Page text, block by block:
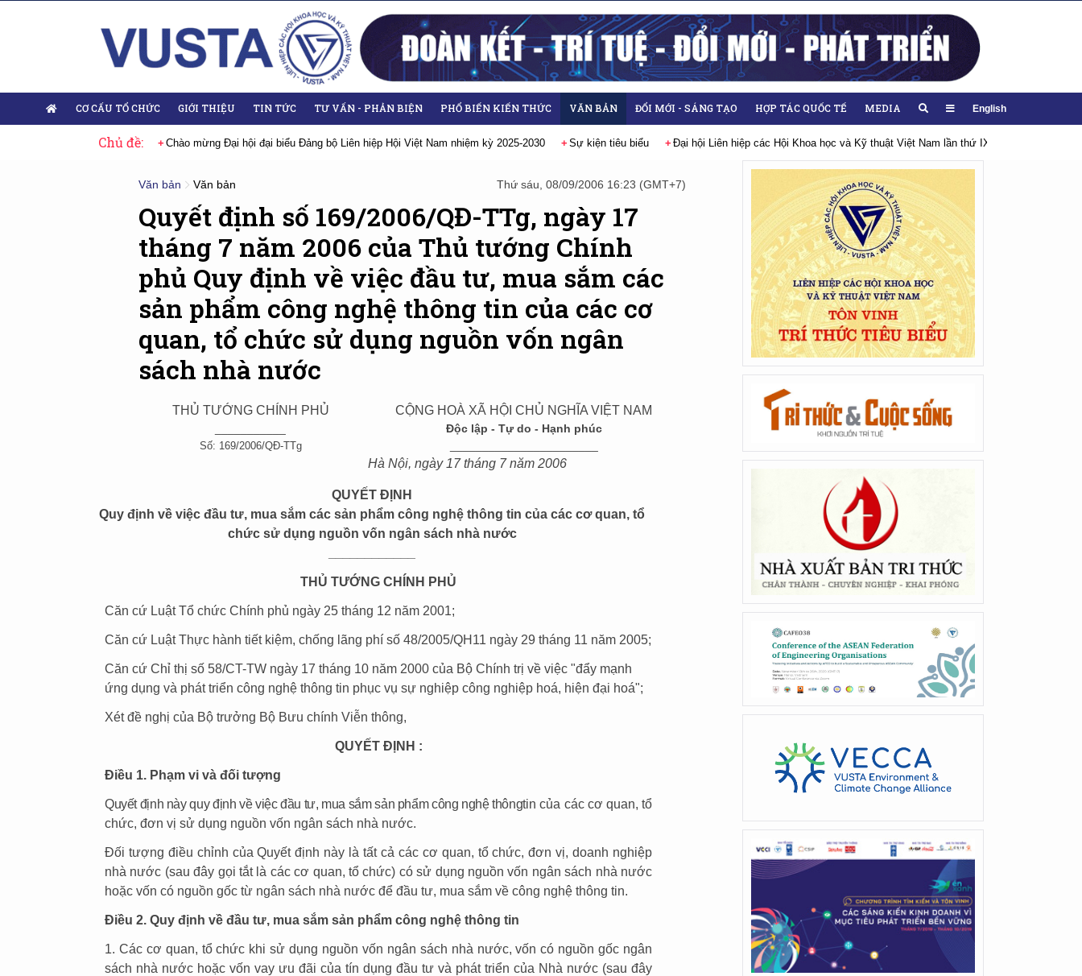
CƠ CẤU TỔ CHỨC GIỚI THIỆU TIN TỨC TƯ VẤN - PHẢN BIỆN PHỔ BIẾN KIẾN THỨC VĂN BẢN ĐỔI MỚI - SÁNG TẠO HỢP TÁC QUỐC TẾ MEDIA English
Chủ đề:
hội lần thứ XIV của Đảng Chào mừng Đại hội đại biểu Đảng bộ Liên hiệp Hội Việt Nam nhiệm kỳ 2025-2030 Sự kiện tiêu biểu Đại hội Liên hiệp các Hội Khoa học và Kỹ thuật Việt Nam lần thứ IX, nhiệm kỳ 2026-
Văn bản Văn bản Thứ sáu, 08/09/2006 16:23 (GMT+7)
Quyết định số 169/2006/QĐ-TTg, ngày 17
tháng 7 năm 2006 của Thủ tướng Chính
phủ Quy định về việc đầu tư, mua sắm các
sản phẩm công nghệ thông tin của các cơ
quan, tổ chức sử dụng nguồn vốn ngân
sách nhà nước
THỦ TƯỚNG CHÍNH PHỦ
Số: 169/2006/QĐ-TTg
CỘNG HOÀ XÃ HỘI CHỦ NGHĨA VIỆT NAM
Độc lập - Tự do - Hạnh phúc
Hà Nội, ngày 17 tháng 7 năm 2006
QUYẾT ĐỊNH
Quy định về việc đầu tư, mua sắm các sản phẩm công nghệ thông tin của các cơ quan, tổ
chức sử dụng nguồn vốn ngân sách nhà nước
THỦ TƯỚNG CHÍNH PHỦ
Căn cứ Luật Tổ chức Chính phủ ngày 25 tháng 12 năm 2001;
Căn cứ Luật Thực hành tiết kiệm, chống lãng phí số 48/2005/QH11 ngày 29 tháng 11 năm 2005;
Căn cứ Chỉ thị số 58/CT-TW ngày 17 tháng 10 năm 2000 của Bộ Chính trị về việc "đẩy mạnh
ứng dụng và phát triển công nghệ thông tin phục vụ sự nghiệp công nghiệp hoá, hiện đại hoá";
Xét đề nghị của Bộ trưởng Bộ Bưu chính Viễn thông,
QUYẾT ĐỊNH :
Điều 1. Phạm vi và đối tượng
Quyết định này quy định về việc đầu tư, mua sắm sản phẩm công nghệ thôngtin của các cơ quan, tổ
chức, đơn vị sử dụng nguồn vốn ngân sách nhà nước.
Đối tượng điều chỉnh của Quyết định này là tất cả các cơ quan, tổ chức, đơn vị, doanh nghiệp
nhà nước (sau đây gọi tắt là các cơ quan, tổ chức) có sử dụng nguồn vốn ngân sách nhà nước
hoặc vốn có nguồn gốc từ ngân sách nhà nước để đầu tư, mua sắm về công nghệ thông tin.
Điều 2. Quy định về đầu tư, mua sắm sản phẩm công nghệ thông tin
1. Các cơ quan, tổ chức khi sử dụng nguồn vốn ngân sách nhà nước, vốn có nguồn gốc ngân
sách nhà nước hoặc vốn vay ưu đãi của tín dụng đầu tư và phát triển của Nhà nước (sau đây